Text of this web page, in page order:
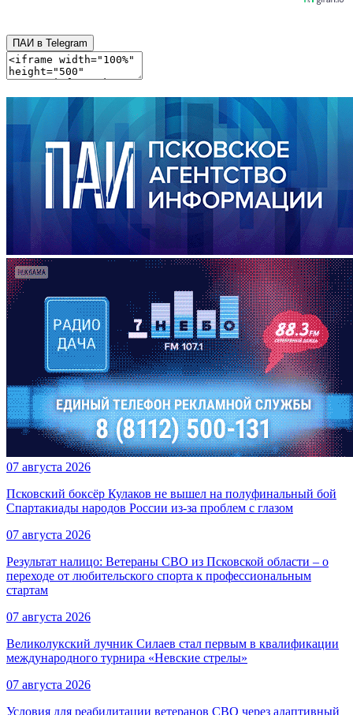
ПАИ в Telegram
07 августа 2026
Псковский боксёр Кулаков не вышел на полуфинальный бой
Спартакиады народов России из-за проблем с глазом
07 августа 2026
Результат налицо: Ветераны СВО из Псковской области – о
переходе от любительского спорта к профессиональным
стартам
07 августа 2026
Великолукский лучник Силаев стал первым в квалификации
международного турнира «Невские стрелы»
07 августа 2026
Условия для реабилитации ветеранов СВО через адаптивный